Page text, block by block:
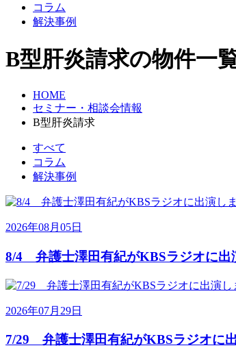
コラム
解決事例
B型肝炎請求の物件一
HOME
セミナー・相談会情報
B型肝炎請求
すべて
コラム
解決事例
2026年08月05日
8/4 弁護士澤田有紀がKBSラジオに出
2026年07月29日
7/29 弁護士澤田有紀がKBSラジオに出